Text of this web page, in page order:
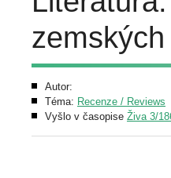
zemských
Autor:
Téma: Recenze / Reviews
Vyšlo v časopise Živa 3/